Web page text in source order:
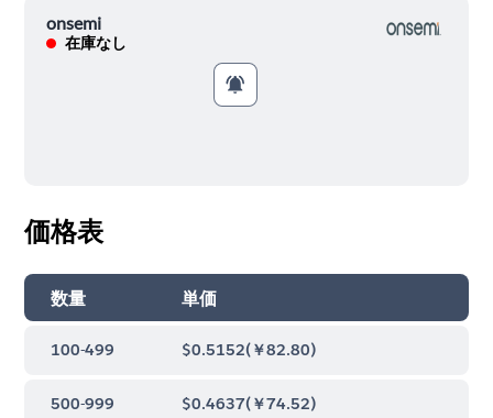
onsemi
在庫なし
価格表
数量 単価
100-499 $0.5152(￥82.80)
500-999 $0.4637(￥74.52)